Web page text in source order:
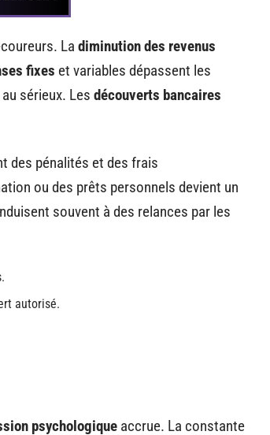
La diminution des revenus
fixes et variables dépassent les
sérieux. Les découverts bancaires
des pénalités et des frais
ou des prêts personnels devient un
souvent à des relances par les
autorisé.
psychologique accrue. La constante